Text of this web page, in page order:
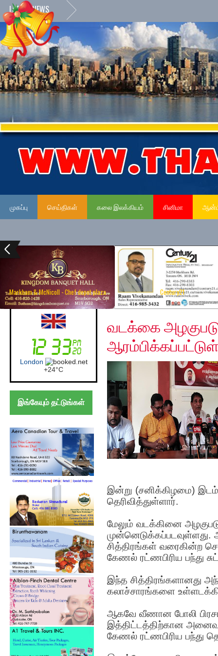
LATEST NEWS
முகப்பு செய்திகள் கலை இலக்கியம் சினிமா
Markham & McNicoll - Chef depot plaza Century21
UK (London)
London
+24°C
இங்கேயும் தட்டுங்கள்
Sunday, December
வடக்கை
இன்று (சனிக்கிழமை)
தெரிவித்துள்ளார்.
மேலும் வடக்கினை
சித்திரங்கள் வரைகின்ற
கேணல் ரட்ணபிரிய பந்து
இந்த சித்திரங்களானது
கலாச்சாரங்களை
ஆகவே வீணான போலி
இத்திட்டத்திற்கான
கேணல் ரட்ணபிரிய பந்து